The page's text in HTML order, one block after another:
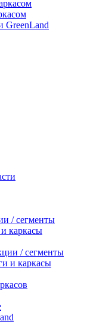
GreenLand
/ сегменты
каркасы
/ сегменты
и каркасы